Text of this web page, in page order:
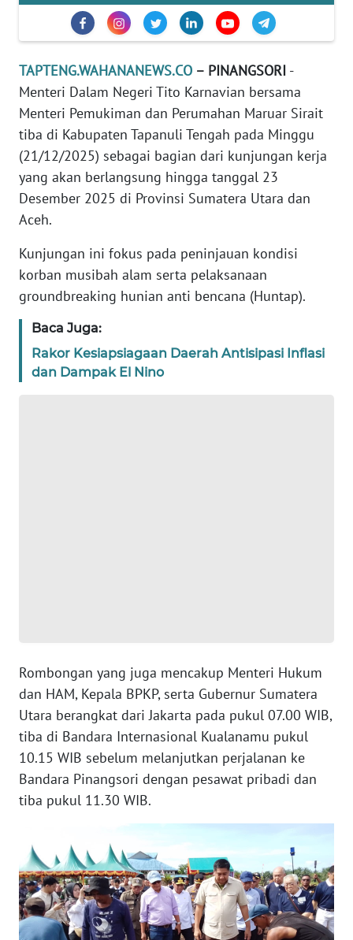
TAPTENG.WAHANANEWS.CO – PINANGSORI -
Menteri Dalam Negeri Tito Karnavian bersama
Menteri Pemukiman dan Perumahan Maruar Sirait
tiba di Kabupaten Tapanuli Tengah pada Minggu
(21/12/2025) sebagai bagian dari kunjungan kerja
yang akan berlangsung hingga tanggal 23
Desember 2025 di Provinsi Sumatera Utara dan
Aceh.
Kunjungan ini fokus pada peninjauan kondisi
korban musibah alam serta pelaksanaan
groundbreaking hunian anti bencana (Huntap).
Baca Juga:
Rakor Kesiapsiagaan Daerah Antisipasi Inflasi
dan Dampak El Nino
Rombongan yang juga mencakup Menteri Hukum
dan HAM, Kepala BPKP, serta Gubernur Sumatera
Utara berangkat dari Jakarta pada pukul 07.00 WIB,
tiba di Bandara Internasional Kualanamu pukul
10.15 WIB sebelum melanjutkan perjalanan ke
Bandara Pinangsori dengan pesawat pribadi dan
tiba pukul 11.30 WIB.
KARIR
News
Regional
WN
WN
JAKARTA
WN
JABAR
WN
RIAU
WN
SERAMBI
WN
SULTRA
WN